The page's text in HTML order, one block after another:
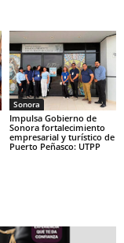
Sonora
Impulsa Gobierno de
Sonora fortalecimiento
empresarial y turístico de
Puerto Peñasco: UTPP